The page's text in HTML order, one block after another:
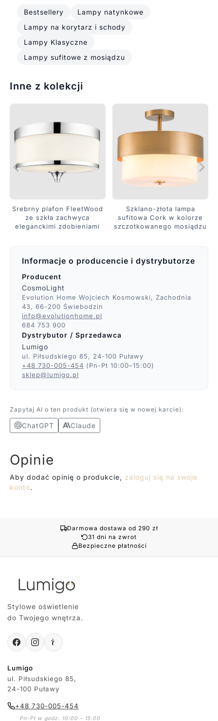
Bestsellery
Lampy natynkowe
Lampy na korytarz i schody
Lampy Klasyczne
Lampy sufitowe z mosiądzu
Inne z kolekcji
Srebrny plafon FleetWood
ze szkła zachwyca
eleganckimi zdobieniami
Szklano-złota lampa
sufitowa Cork w kolorze
szczotkowanego mosiądzu
Informacje o producencie i dystrybutorze
Producent
CosmoLight
Evolution Home Wojciech Kosmowski, Zachodnia
43, 66-200 Świebodzin
info@evolutionhome.pl
684 753 900
Dystrybutor / Sprzedawca
Lumigo
ul. Piłsudskiego 85, 24-100 Puławy
+48 730-005-454 (Pn-Pt 10:00–15:00)
sklep@lumigo.pl
Zapytaj AI o ten produkt (otwiera się w nowej karcie):
ChatGPT Claude
Opinie
Aby dodać opinię o produkcie, zaloguj się na swoje
konto.
Darmowa dostawa od 290 zł
31 dni na zwrot
Bezpieczne płatności
Stylowe oświetlenie
do Twojego wnętrza.
Lumigo
ul. Piłsudskiego 85,
24-100 Puławy
+48 730-005-454
Pn-Pt w godz. 10:00 – 15:00